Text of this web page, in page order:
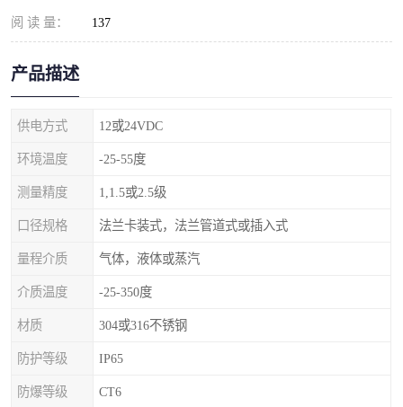
阅 读 量： 137
产品描述
供电方式 12或24VDC
环境温度 -25-55度
测量精度 1,1.5或2.5级
口径规格 法兰卡装式，法兰管道式或插入式
量程介质 气体，液体或蒸汽
介质温度 -25-350度
材质 304或316不锈钢
防护等级 IP65
防爆等级 CT6